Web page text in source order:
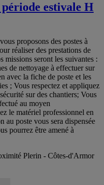
estivale H
proposons des postes à
réaliser des prestations de
missions seront les suivantes :
de nettoyage à effectuer sur
avec la fiche de poste et les
; Vous respectez et appliquez
sur des chantiers; Vous
au moyen
le matériel professionnel en
poste vous sera dispensée
pourrez être amené à
Plerin - Côtes-d'Armor